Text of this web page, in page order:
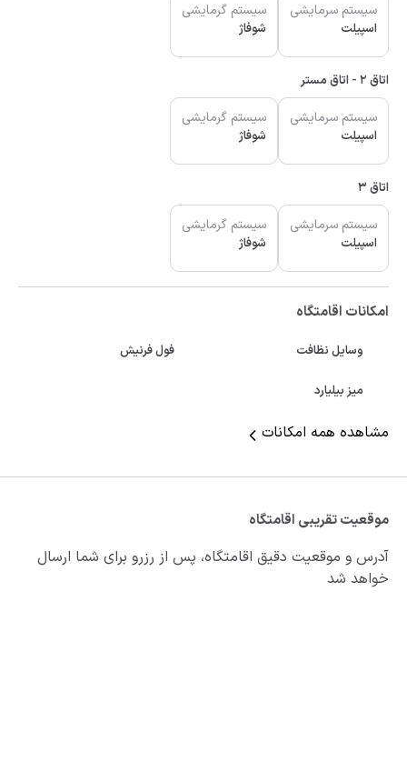
سیستم سرمایشی
اسپیلت
سیستم گرمایشی
شوفاژ
اتاق 2 - اتاق مستر
سیستم سرمایشی
اسپیلت
سیستم گرمایشی
شوفاژ
اتاق 3
سیستم سرمایشی
اسپیلت
سیستم گرمایشی
شوفاژ
امکانات اقامتگاه
وسایل نظافت فول فرنیش
میز بیلیارد
مشاهده همه امکانات
موقعیت تقریبی اقامتگاه
آدرس و موقعیت دقیق اقامتگاه، پس از رزرو برای شما ارسال
خواهد شد